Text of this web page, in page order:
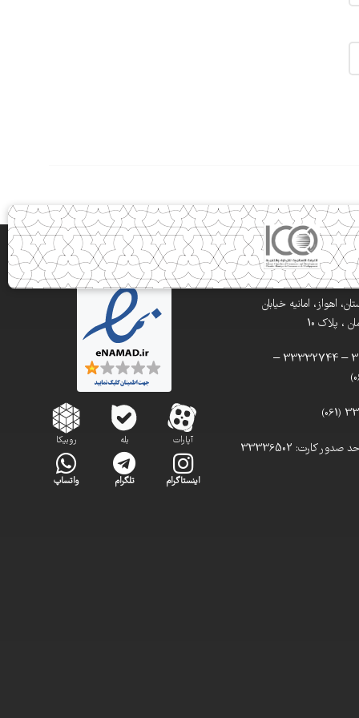
اهواز، امانیه خیابان
، پلاک 10
تلفن: 33332900 – 33332744 –
تلفن مستقیم واحد صدور کارت: 33336502 آپارات بله روبیکا
اینستاگرام تلگرام واتساپ